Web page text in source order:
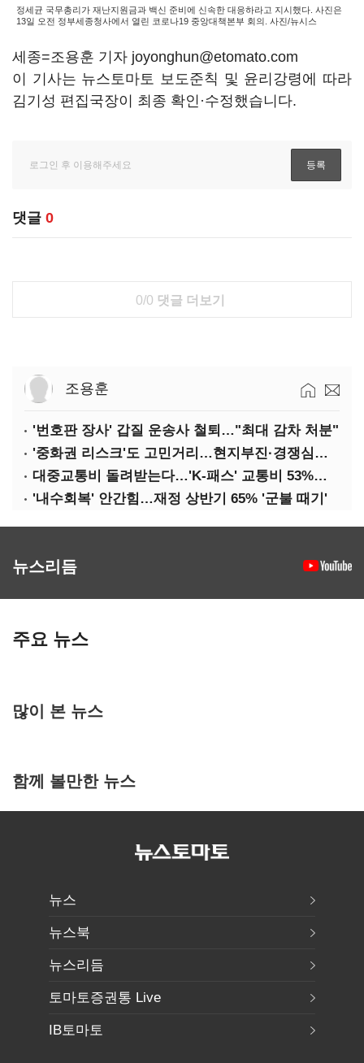
정세균 국무총리가 재난지원금과 백신 준비에 신속한 대응하라고 지시했다. 사진은
13일 오전 정부세종청사에서 열린 코로나19 중앙대책본부 회의. 사진/뉴시스
세종=조용훈 기자 joyonghun@etomato.com
이 기사는 뉴스토마토 보도준칙 및 윤리강령에 따라
김기성 편집국장이 최종 확인·수정했습니다.
댓글 0
0/0 댓글 더보기
조용훈
'번호판 장사' 갑질 운송사 철퇴…"최대 감차 처분"
'중화권 리스크'도 고민거리…현지부진·경쟁심화·양안냉각
대중교통비 돌려받는다…'K-패스' 교통비 53%까지 환급
'내수회복' 안간힘…재정 상반기 65% '군불 때기'
뉴스리듬
주요 뉴스
많이 본 뉴스
함께 볼만한 뉴스
뉴스
뉴스북
뉴스리듬
토마토증권통 Live
IB토마토